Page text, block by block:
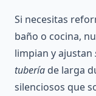
Si necesitas
baño o cocina,
limpian y ajustan
tubería de larga
silenciosos que